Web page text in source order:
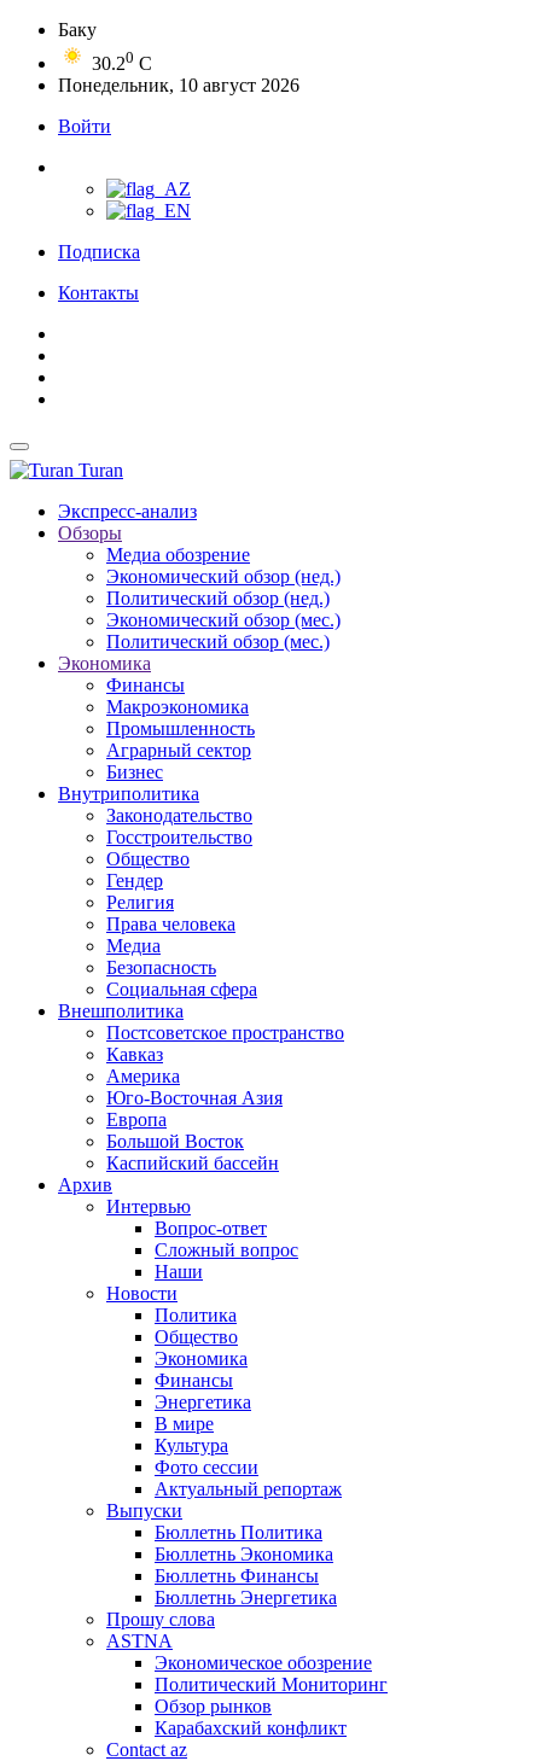
Баку
30.20 C
Понедельник, 10 август 2026
Войти
Подписка
Контакты
Turan
Экспресс-анализ
Обзоры
Медиа обозрение
Экономический обзор (нед.)
Политический обзор (нед.)
Экономический обзор (мес.)
Политический обзор (мес.)
Экономика
Финансы
Макроэкономика
Промышленность
Аграрный сектор
Бизнес
Внутриполитика
Законодательство
Госстроительство
Общество
Гендер
Религия
Права человека
Медиа
Безопасность
Социальная сфера
Внешполитика
Постсоветское пространство
Кавказ
Америка
Юго-Восточная Азия
Европа
Большой Восток
Каспийский бассейн
Архив
Интервью
Вопрос-ответ
Сложный вопрос
Наши
Новости
Политика
Общество
Экономика
Финансы
Энергетика
В мире
Культура
Фото сессии
Актуальный репортаж
Выпуски
Бюллетнь Политика
Бюллетнь Экономика
Бюллетнь Финансы
Бюллетнь Энергетика
Прошу слова
ASTNA
Экономическое обозрение
Политический Мониторинг
Обзор рынков
Карабахский конфликт
Contact az